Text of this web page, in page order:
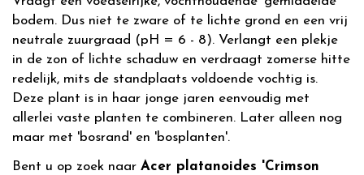
bodem. Dus niet te zware of te lichte grond en een vrij
neutrale zuurgraad (pH = 6 - 8). Verlangt een plekje
in de zon of lichte schaduw en verdraagt zomerse hitte
redelijk, mits de standplaats voldoende vochtig is.
Deze plant is in haar jonge jaren eenvoudig met
allerlei vaste planten te combineren. Later alleen nog
maar met 'bosrand' en 'bosplanten'.
Bent u op zoek naar Acer platanoides 'Crimson